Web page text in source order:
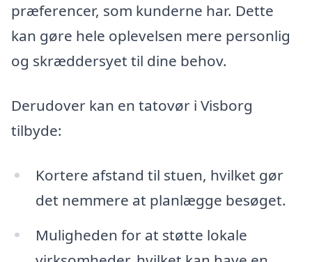
præferencer, som kunderne har. Dette
kan gøre hele oplevelsen mere personlig
og skræddersyet til dine behov.
Derudover kan en tatovør i Visborg
tilbyde:
Kortere afstand til stuen, hvilket gør
det nemmere at planlægge besøget.
Muligheden for at støtte lokale